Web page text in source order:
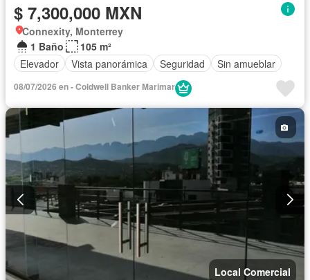
$ 7,300,000 MXN
Connexity, Monterrey
1 Baño
105 m²
Elevador
Vista panorámica Seguridad Sin amueblar
08/07/2026 en - Coldwell Banker Marimar
Local Comercial